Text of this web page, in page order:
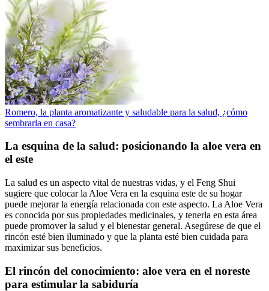
Romero, la planta aromatizante y saludable para la salud, ¿cómo
sembrarla en casa?
La esquina de la salud: posicionando la aloe vera en
el este
La salud es un aspecto vital de nuestras vidas, y el Feng Shui
sugiere que colocar la Aloe Vera en la esquina este de su hogar
puede mejorar la energía relacionada con este aspecto. La Aloe Vera
es conocida por sus propiedades medicinales, y tenerla en esta área
puede promover la salud y el bienestar general. Asegúrese de que el
rincón esté bien iluminado y que la planta esté bien cuidada para
maximizar sus beneficios.
El rincón del conocimiento: aloe vera en el noreste
para estimular la sabiduría